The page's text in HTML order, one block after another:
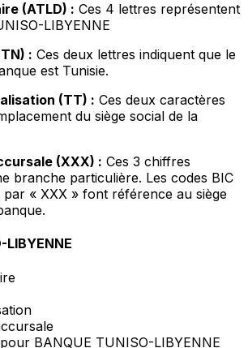
(ATLD) : Ces 4 lettres représentent
LIBYENNE
: Ces deux lettres indiquent que le
est Tunisie.
(TT) : Ces deux caractères
du siège social de la
(XXX) : Ces 3 chiffres
branche particulière. Les codes BIC
par « XXX » font référence au siège
LIBYENNE
BANQUE TUNISO-LIBYENNE